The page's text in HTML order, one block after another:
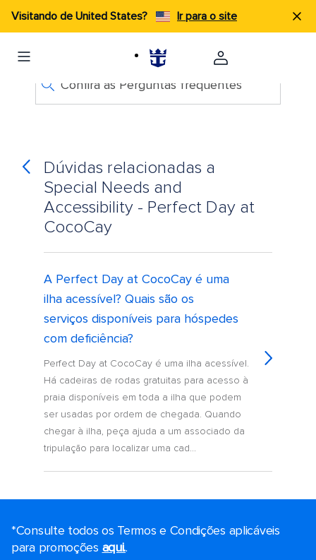
Visitando de United States? Ir para o site
Confira as Perguntas frequentes
Dúvidas relacionadas a
Special Needs and
Accessibility - Perfect Day at
CocoCay
A Perfect Day at CocoCay é uma
ilha acessível? Quais são os
serviços disponíveis para hóspedes
com deficiência?
Perfect Day at CocoCay é uma ilha acessível.
Há cadeiras de rodas gratuitas para acesso à
praia disponíveis em toda a ilha que podem
ser usadas por ordem de chegada. Quando
chegar à ilha, peça ajuda a um associado da
tripulação para localizar uma cad...
*Consulte todos os Termos e Condições aplicáveis ​​
para promoções aqui..